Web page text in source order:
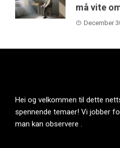
må vite
December
Hei og velkommen til dette
spennende temaer! Vi jobber
man kan observere .